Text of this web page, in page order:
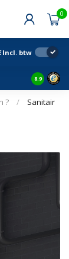
0
Incl. btw
8.9
? /
Sanitair